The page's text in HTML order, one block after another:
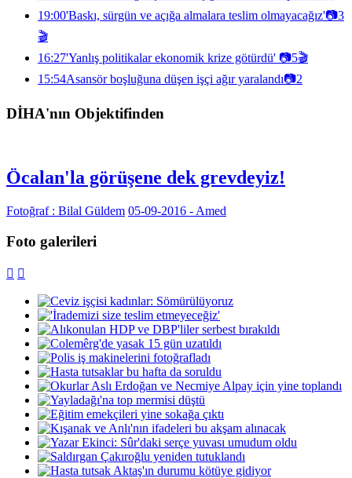
19:00'Baskı, sürgün ve açığa almalara teslim olmayacağız'📷3
🎬
16:27'Yanlış politikalar ekonomik krize götürdü' 📷5🎬
15:54Asansör boşluğuna düşen işçi ağır yaralandı📷2
DİHA'nın Objektifinden
Öcalan'la görüşene dek grevdeyiz!
Fotoğraf : Bilal Güldem 05-09-2016 - Amed
Foto galerileri
 